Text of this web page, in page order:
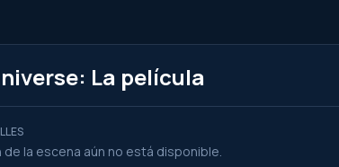
La película
de la escena aún no está disponible.